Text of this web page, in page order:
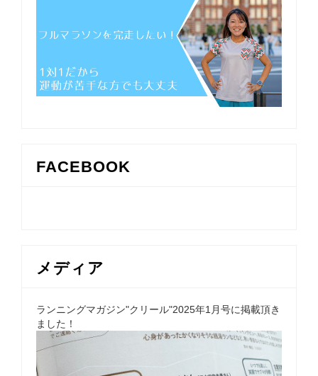
FACEBOOK
メディア
ランニングマガジン"クリール"2025年1月号に掲載頂き
ました！